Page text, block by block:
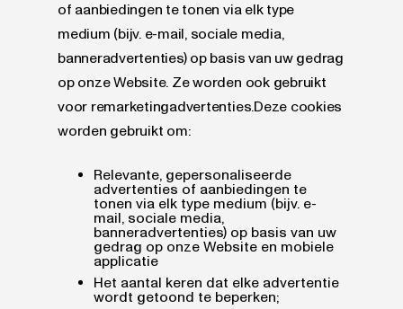
of aanbiedingen te tonen via elk type
medium (bijv. e-mail, sociale media,
banneradvertenties) op basis van uw gedrag
op onze Website. Ze worden ook gebruikt
voor remarketingadvertenties.Deze cookies
worden gebruikt om:
Relevante, gepersonaliseerde
advertenties of aanbiedingen te
tonen via elk type medium (bijv. e-
mail, sociale media,
banneradvertenties) op basis van uw
gedrag op onze Website en mobiele
applicatie
Het aantal keren dat elke advertentie
wordt getoond te beperken;